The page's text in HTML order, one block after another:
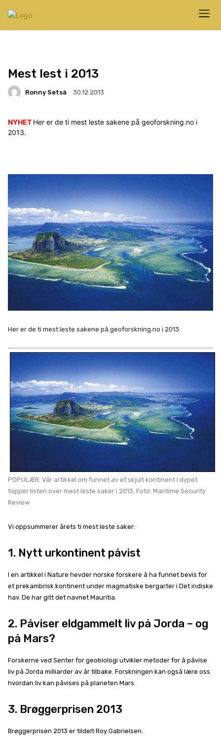
Mest lest i 2013
Ronny Setså 30.12.2013
NYHET Her er de ti mest leste sakene på geoforskning.no i
2013.
Her er de ti mest leste sakene på geoforskning.no i 2013.
POPULÆR: Vår artikkel om funnet av et skjult kontinent i dypet
topper listen over mest leste saker i 2013. Foto: Maritime Security
Review
Vi oppsummerer årets ti mest leste saker:
1. Nytt urkontinent påvist
I en artikkel i Nature hevder norske forskere å ha funnet bevis for
et prekambrisk kontinent under magmatiske bergarter i Det indiske
hav. De har gitt det navnet Mauritia.
2. Påviser eldgammelt liv på Jorda – og
på Mars?
Forskerne ved Senter for geobiologi utvikler metoder for å påvise
liv på Jorda milliarder av år tilbake. Forskningen kan også lære oss
hvordan liv kan påvises på planeten Mars.
3. Brøggerprisen 2013
Brøggerprisen 2013 er tildelt Roy Gabrielsen.